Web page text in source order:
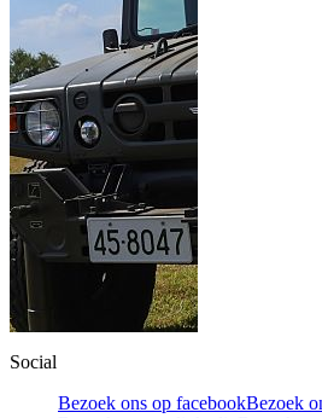
Social
Bezoek ons op facebookBezoek